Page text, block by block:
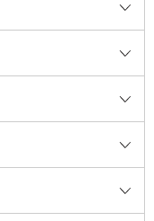
クリーム
ーション
ープ・ハンドソープ・石